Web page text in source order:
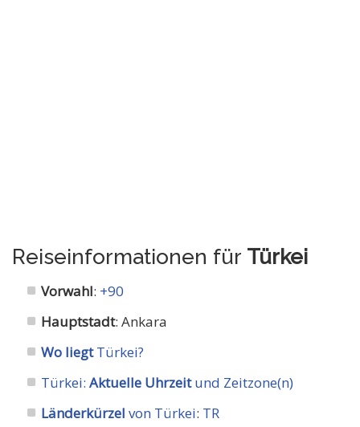
Reiseinformationen für Türkei
Vorwahl: +90
Hauptstadt: Ankara
Wo liegtTürkei?
Türkei:Aktuelle Uhrzeitund Zeitzone(n)
Länderkürzel von Türkei: TR